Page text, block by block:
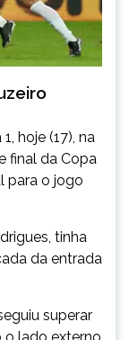
hoje (17), na
final da Copa
para o jogo
tinha
da entrada
superar